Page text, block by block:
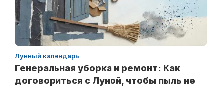
Лунный календарь
Генеральная уборка и ремонт: Как
договориться с Луной, чтобы пыль не